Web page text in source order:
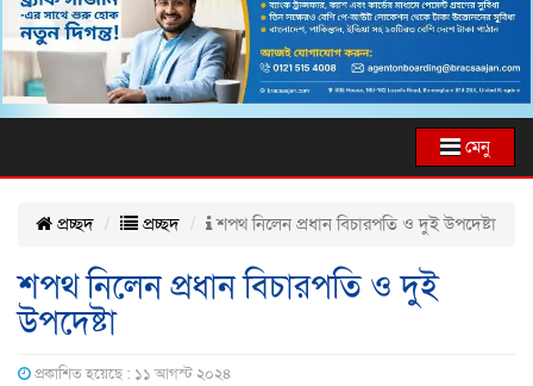
মেনু
প্রচ্ছদ প্রচ্ছদ শপথ নিলেন প্রধান বিচারপতি ও দুই উপদেষ্টা
শপথ নিলেন প্রধান বিচারপতি ও দুই
উপদেষ্টা
প্রকাশিত হয়েছে : ১১ আগস্ট ২০২৪